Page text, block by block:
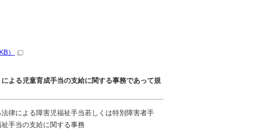
）
よる児童育成手当の支給に関する事務であって規
律による障害児福祉手当若しくは特別障害者手
手当の支給に関する事務